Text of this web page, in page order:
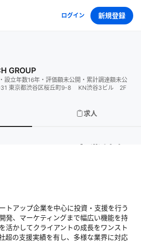
ログイン 新規登録
GROUP
・ 設立年数16年 ・ 評価額未公開 ・ 累計調達額未公
東京都渋谷区桜丘町9-8 KN渋谷3ビル 2F
求人
GROUP
トアップ企業を中心に投資・支援を行う
発、マーケティングまで幅広い機能を持
活かしてクライアントの成長をワンスト
超の支援実績を有し、多様な業界に対応